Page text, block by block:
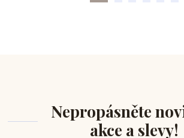
Nepropásněte
akce a slevy!